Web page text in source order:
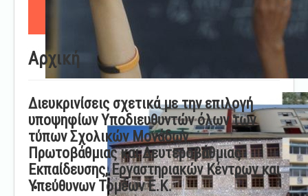
Αρχική
Διευκρινίσεις σχετικά με την επιλογή
υποψηφίων Υποδιευθυντών όλων των
τύπων Σχολικών Μονάδων
Πρωτοβάθμιας και Δευτεροβάθμιας
Εκπαίδευσης, Εργαστηριακών Κέντρων και
Υπεύθυνων Τομέων Ε.Κ.